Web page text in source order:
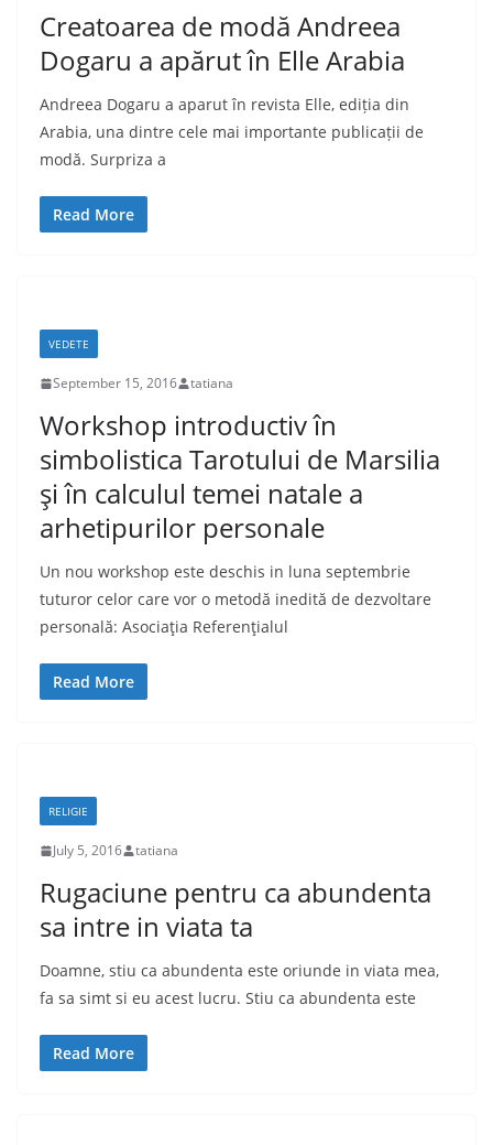
Creatoarea de modă Andreea
Dogaru a apărut în Elle Arabia
Andreea Dogaru a aparut în revista Elle, ediția din
Arabia, una dintre cele mai importante publicații de
modă. Surpriza a
Read More
VEDETE
September 15, 2016 tatiana
Workshop introductiv în
simbolistica Tarotului de Marsilia
şi în calculul temei natale a
arhetipurilor personale
Un nou workshop este deschis in luna septembrie
tuturor celor care vor o metodă inedită de dezvoltare
personală: Asociaţia Referenţialul
Read More
RELIGIE
July 5, 2016 tatiana
Rugaciune pentru ca abundenta
sa intre in viata ta
Doamne, stiu ca abundenta este oriunde in viata mea,
fa sa simt si eu acest lucru. Stiu ca abundenta este
Read More